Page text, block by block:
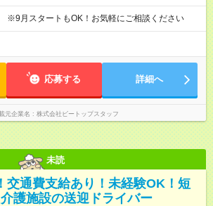
※9月スタートもOK！お気軽にご相談ください
応募する 詳細へ
元企業名 株式会社ビートップスタッフ
未読
交通費支給あり！未経験OK！短
護施設の送迎ドライバー